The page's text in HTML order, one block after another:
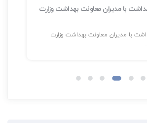
با مدیران معاونت بهداشت وزارت
با مدیران معاونت بهداشت وزارت